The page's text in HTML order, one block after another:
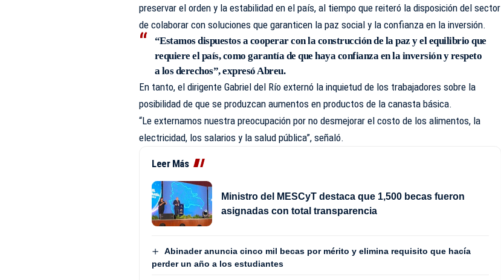
preservar el orden y la estabilidad en el país, al tiempo que reiteró la disposición del sector
de colaborar con soluciones que garanticen la paz social y la confianza en la inversión.
“Estamos dispuestos a cooperar con la construcción de la paz y el equilibrio que
requiere el país, como garantía de que haya confianza en la inversión y respeto
a los derechos”, expresó Abreu.
En tanto, el dirigente Gabriel del Río externó la inquietud de los trabajadores sobre la
posibilidad de que se produzcan aumentos en productos de la canasta básica.
“Le externamos nuestra preocupación por no desmejorar el costo de los alimentos, la
electricidad, los salarios y la salud pública”, señaló.
Leer Más
Ministro del MESCyT destaca que 1,500 becas fueron
asignadas con total transparencia
Abinader anuncia cinco mil becas por mérito y elimina requisito que hacía
perder un año a los estudiantes